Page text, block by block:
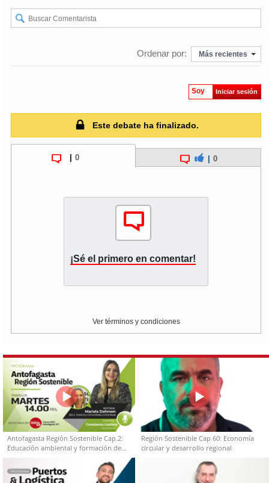
Ordenar por: Más recientes
Soy Iniciar sesión
Este debate ha finalizado.
0 0
¡Sé el primero en comentar!
Ver términos y condiciones
Antofagasta Región Sostenible Cap.2:
Educación ambiental y formación de
capacidades técnicas
Región Sostenible Cap 60: Economía
circular y desarrollo regional